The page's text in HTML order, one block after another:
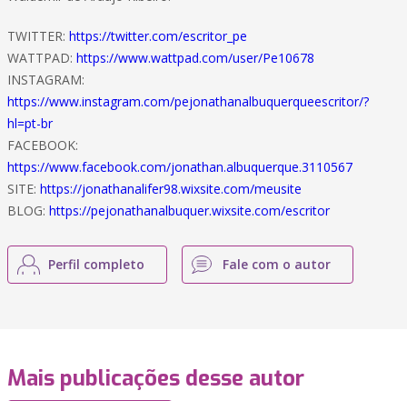
TWITTER: https://twitter.com/escritor_pe
WATTPAD: https://www.wattpad.com/user/Pe10678
INSTAGRAM:
https://www.instagram.com/pejonathanalbuquerqueescritor/?
hl=pt-br
FACEBOOK:
https://www.facebook.com/jonathan.albuquerque.3110567
SITE: https://jonathanalifer98.wixsite.com/meusite
BLOG: https://pejonathanalbuquer.wixsite.com/escritor
Perfil completo Fale com o autor
Mais publicações desse autor